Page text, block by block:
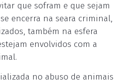
que sofram e que sejam
encerra na seara criminal,
também na esfera
envolvidos com a
no abuso de animais